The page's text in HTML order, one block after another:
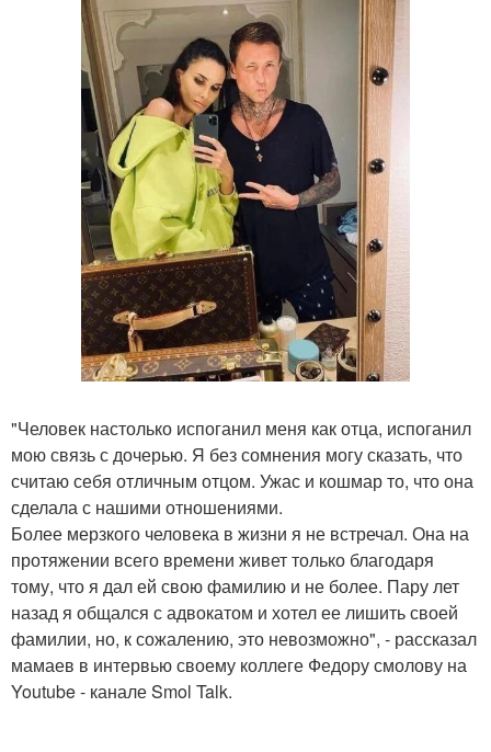
"Человек настолько испоганил меня как отца, испоганил
мою связь с дочерью. Я без сомнения могу сказать, что
считаю себя отличным отцом. Ужас и кошмар то, что она
сделала с нашими отношениями.
Более мерзкого человека в жизни я не встречал. Она на
протяжении всего времени живет только благодаря
тому, что я дал ей свою фамилию и не более. Пару лет
назад я общался с адвокатом и хотел ее лишить своей
фамилии, но, к сожалению, это невозможно", - рассказал
мамаев в интервью своему коллеге Федору смолову на
Youtube - канале Smol Talk.